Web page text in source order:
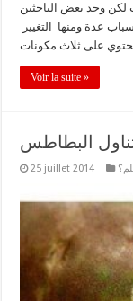
لكن وجد بعض الباحثين
عدة ومنها التغيير
Voir la suite »
البطاطس
25 juillet 2014